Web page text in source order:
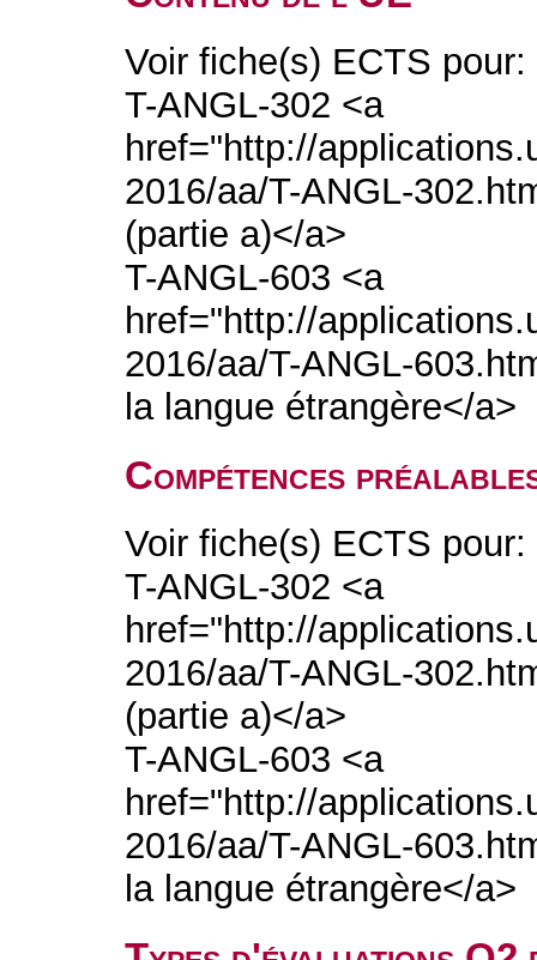
Voir fiche(s) ECTS pour:
T-ANGL-302 <a
href="http://
2016/aa/T-ANGL-
(partie a)</a>
T-ANGL-603 <a
href="http://
2016/aa/T-ANGL-
la langue étrangère</a>
Compétences
Voir fiche(s) ECTS pour:
T-ANGL-302 <a
href="http://
2016/aa/T-ANGL-
(partie a)</a>
T-ANGL-603 <a
href="http://
2016/aa/T-ANGL-
la langue étrangère</a>